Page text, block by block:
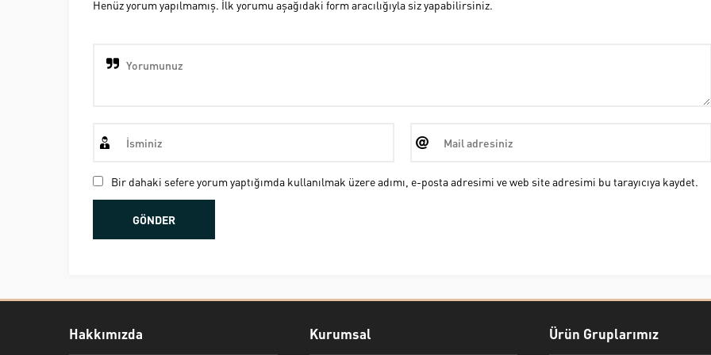
Henüz yorum yapılmamış. İlk yorumu aşağıdaki form aracılığıyla siz yapabilirsiniz.
Bir dahaki sefere yorum yaptığımda kullanılmak üzere adımı, e-posta adresimi ve web site adresimi bu tarayıcıya kaydet.
Hakkımızda Kurumsal Ürün Gruplarımız